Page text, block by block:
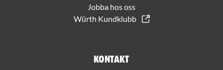
Jobba hos oss
Würth Kundklubb
Kontakt